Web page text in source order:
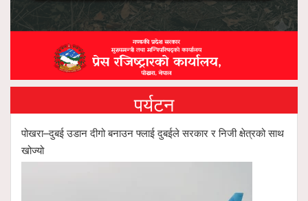
पर्यटन
पोखरा–दुबई उडान दीगो बनाउन फ्लाई दुबईले सरकार र निजी क्षेत्रको साथ
खोज्यो